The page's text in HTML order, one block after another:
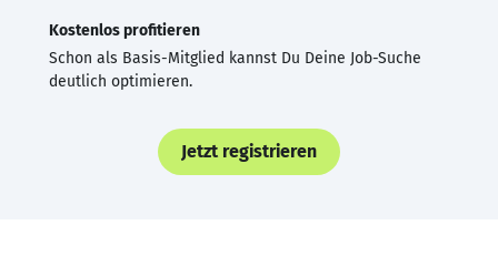
Kostenlos profitieren
Schon als Basis-Mitglied kannst Du Deine Job-Suche
deutlich optimieren.
Jetzt registrieren